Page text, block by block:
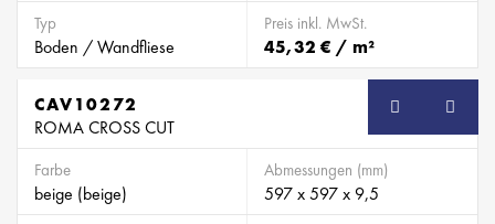
Typ
Boden / Wandfliese
Preis inkl. MwSt.
45,32 € / m²
CAV10272
ROMA CROSS CUT
Farbe
beige (beige)
Abmessungen (mm)
597 x 597 x 9,5